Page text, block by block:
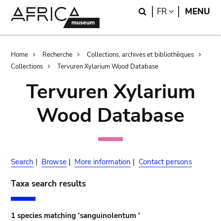
Search
FR LANGUAGE
MENU
Breadcrumb
Home Recherche
Collections, archives et bibliothèques
Collections
Tervuren Xylarium Wood Database
Tervuren Xylarium
Wood Database
Search | Browse | More information | Contact persons
Taxa search results
1 species matching 'sanguinolentum '